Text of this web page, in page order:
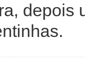
depois